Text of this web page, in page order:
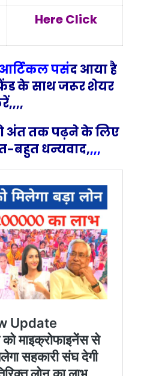
Here Click
पसंद आया है
के साथ जरूर शेयर
अंत तक पढ़ने के लिए
बहुत धन्यवाद,,,,